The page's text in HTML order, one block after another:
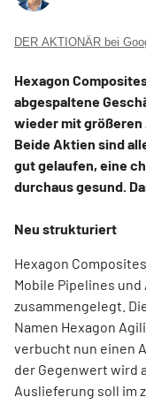
DER AKTIONÄR bei
Hexagon
abgespaltene
wieder mit
Beide Aktien sind
gut gelaufen, eine
durchaus gesund.
Neu strukturiert
Hexagon
Mobile Pipelines
zusammengelegt.
Namen Hexagon
verbucht nun einen
der Gegenwert wird
Auslieferung soll im